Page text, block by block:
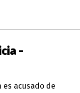
-
es acusado de